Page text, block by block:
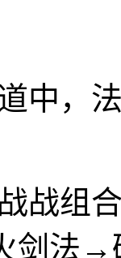
中，
战组
剑法→